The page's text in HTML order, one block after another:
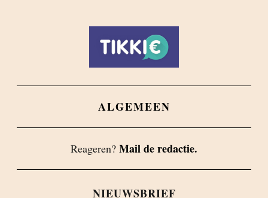
ALGEMEEN
Reageren? Mail de redactie.
NIEUWSBRIEF